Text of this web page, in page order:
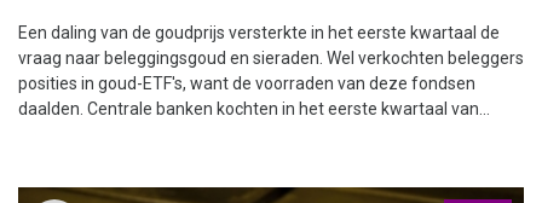
Een daling van de goudprijs versterkte in het eerste kwartaal de
vraag naar beleggingsgoud en sieraden. Wel verkochten beleggers
posities in goud-ETF's, want de voorraden van deze fondsen
daalden. Centrale banken kochten in het eerste kwartaal van...